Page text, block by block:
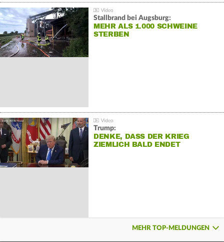
Stallbrand bei Augsburg:
MEHR ALS 1.000 SCHWEINE
STERBEN
Trump:
DENKE, DASS DER KRIEG
ZIEMLICH BALD ENDET
MEHR TOP-MELDUNGEN